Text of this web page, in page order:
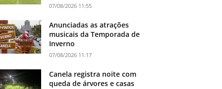
07/08/2026 11:55
Anunciadas as atrações
musicais da Temporada de
Inverno
07/08/2026 11:17
Canela registra noite com
queda de árvores e casas